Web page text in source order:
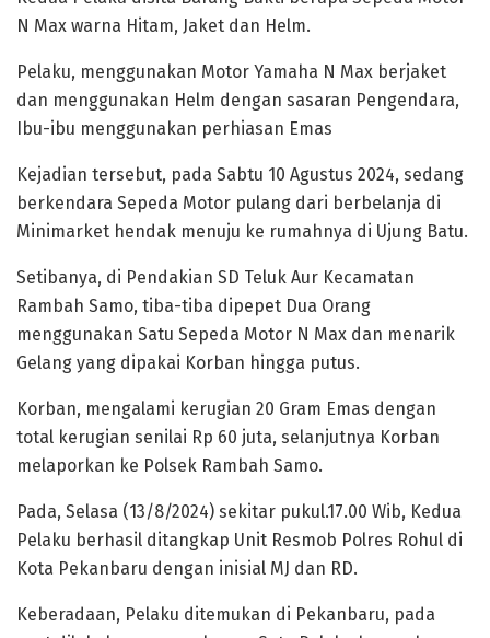
N Max warna Hitam, Jaket dan Helm.
Pelaku, menggunakan Motor Yamaha N Max berjaket
dan menggunakan Helm dengan sasaran Pengendara,
Ibu-ibu menggunakan perhiasan Emas
Kejadian tersebut, pada Sabtu 10 Agustus 2024, sedang
berkendara Sepeda Motor pulang dari berbelanja di
Minimarket hendak menuju ke rumahnya di Ujung Batu.
Setibanya, di Pendakian SD Teluk Aur Kecamatan
Rambah Samo, tiba-tiba dipepet Dua Orang
menggunakan Satu Sepeda Motor N Max dan menarik
Gelang yang dipakai Korban hingga putus.
Korban, mengalami kerugian 20 Gram Emas dengan
total kerugian senilai Rp 60 juta, selanjutnya Korban
melaporkan ke Polsek Rambah Samo.
Pada, Selasa (13/8/2024) sekitar pukul.17.00 Wib, Kedua
Pelaku berhasil ditangkap Unit Resmob Polres Rohul di
Kota Pekanbaru dengan inisial MJ dan RD.
Keberadaan, Pelaku ditemukan di Pekanbaru, pada